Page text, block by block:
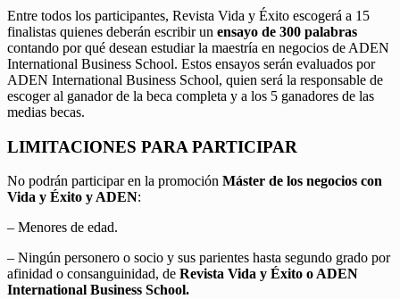
Entre todos los participantes, Revista Vida y Éxito escogerá a 15
finalistas quienes deberán escribir un ensayo de 300 palabras
contando por qué desean estudiar la maestría en negocios de ADEN
International Business School. Estos ensayos serán evaluados por
ADEN International Business School, quien será la responsable de
escoger al ganador de la beca completa y a los 5 ganadores de las
medias becas.
LIMITACIONES PARA PARTICIPAR
No podrán participar en la promoción Máster de los negocios con
Vida y Éxito y ADEN:
– Menores de edad.
– Ningún personero o socio y sus parientes hasta segundo grado por
afinidad o consanguinidad, de Revista Vida y Éxito o ADEN
International Business School.